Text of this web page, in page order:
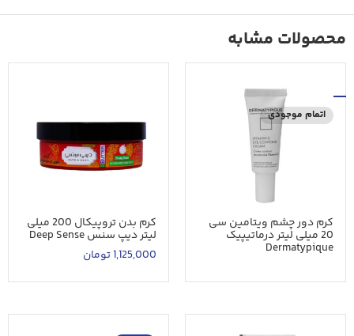
محصولات مشابه
اتمام موجودی
کرم دور چشم ویتامین سی
20 میلی لیتر درماتیپیک
Dermatypique
کرم بدن تروپیکال 200 میلی
لیتر دیپ سنس Deep Sense
1,125,000تومان